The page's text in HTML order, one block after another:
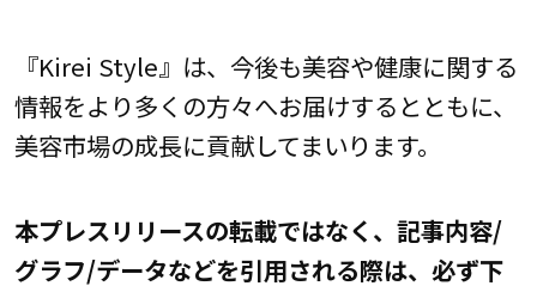
『Kirei Style』は、今後も美容や健康に関する
情報をより多くの方々へお届けするとともに、
美容市場の成長に貢献してまいります。
本プレスリリースの転載ではなく、記事内容/
グラフ/データなどを引用される際は、必ず下